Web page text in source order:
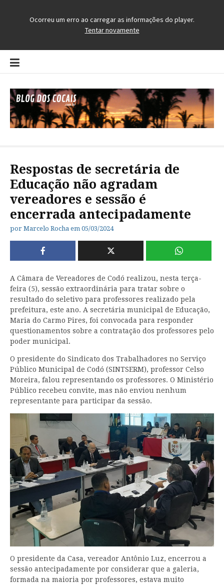
Pular
para
conteúdo
Respostas de secretária de
Educação não agradam
vereadores e sessão é
encerrada antecipadamente
por Marcelo Rocha em 05/03/2024
A Câmara de Vereadores de Codó realizou, nesta terça-
feira (5), sessão extraordinária para tratar sobre o
resultado do seletivo para professores realizado pela
prefeitura, este ano. A secretária municipal de Educação,
Maria do Carmo Pires, foi convocada para responder
questionamentos sobre a contratação dos professores pelo
poder municipal.
O presidente do Sindicato dos Trabalhadores no Serviço
Público Municipal de Codó (SINTSERM), professor Celso
Moreira, falou representando os professores. O Ministério
Público recebeu convite, mas não enviou nenhum
representante para participar da sessão.
O presidente da Casa, vereador Antônio Luz, encerrou a
sessão antecipadamente por considerar que a galeria,
formada na maioria por professores, estava muito